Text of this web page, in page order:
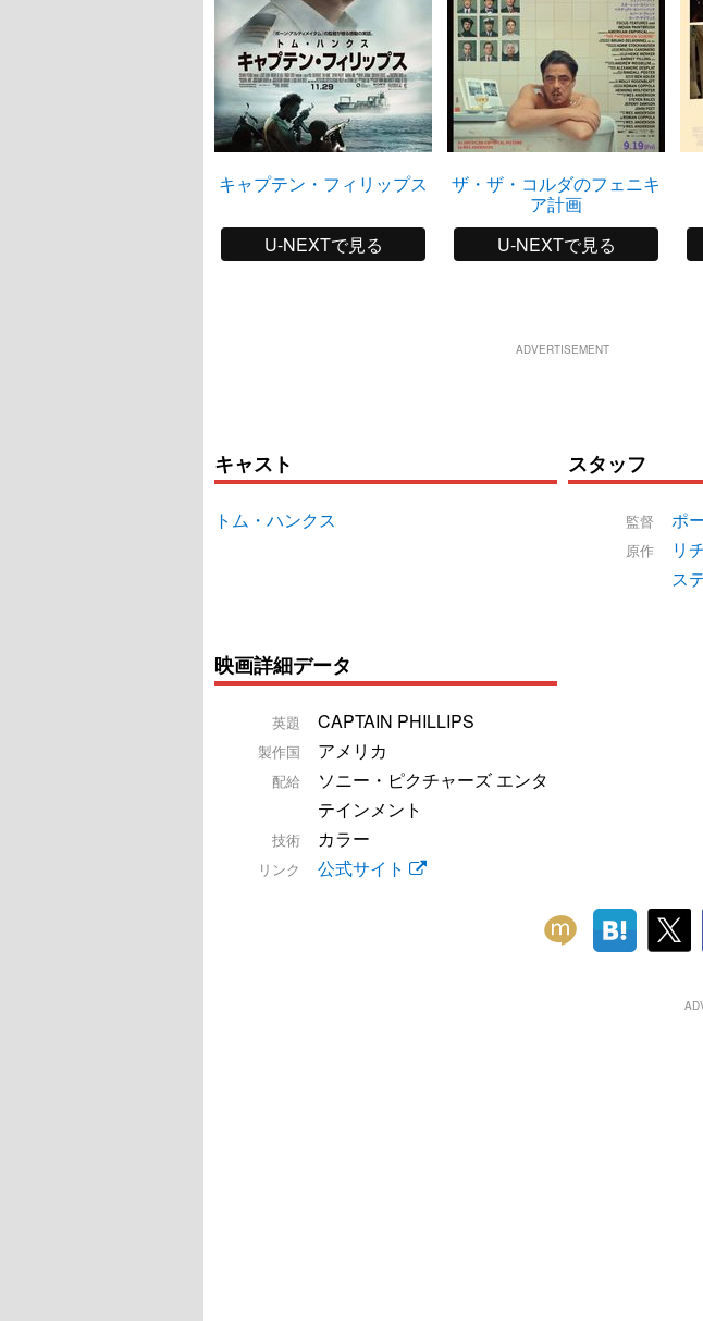
キャプテン・フィリップス
U-NEXTで見る
ザ・ザ・コルダのフェニキ
ア計画
U-NEXTで見る
ADVERTISEMENT
キャスト
トム・ハンクス
スタッフ
監督 ポ
原作
リ
ス
映画詳細データ
英題 CAPTAIN PHILLIPS
製作国 アメリカ
配給
ソニー・ピクチャーズ エンタ
テインメント
技術 カラー
リンク 公式サイト